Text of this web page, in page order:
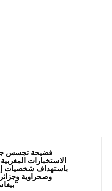
فضيحة تجسس
الاستخبارات
باستهداف شخصيات
وصحراوية